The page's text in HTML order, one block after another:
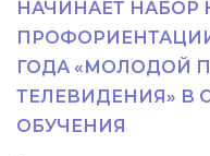
НАЧИНАЕТ НАБОР
ПРОФОРИЕНТАЦИИ
ГОДА «МОЛОДОЙ
ТЕЛЕВИДЕНИЯ» В
ОБУЧЕНИЯ